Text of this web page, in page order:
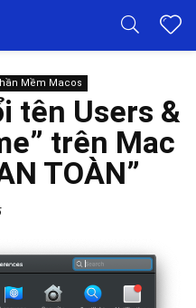
Mềm Macos
tên Users &
trên Mac
TOÀN”